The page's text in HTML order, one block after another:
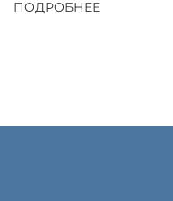
ПОДРОБНЕЕ